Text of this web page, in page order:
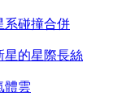
系碰撞合併
星的星際長絲
體雲